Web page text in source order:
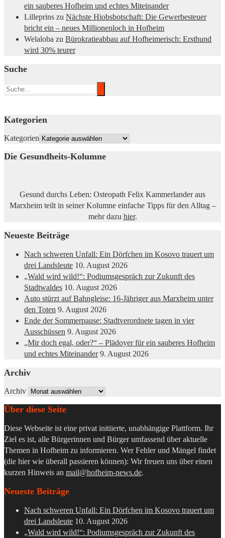
ein sauberes Hofheim und echtes Miteinander
Lilleprins zu Nächste Hiobsbotschaft: Die Gewerbesteuer
bricht ein – neues Millionenloch in Hofheim
Welaloba zu Bürokratieabbau auf Hofheimerisch: Ersthund
wird 30% teurer
Suche
Kategorien
Kategorien
Die Gesundheits-Kolumne
Gesund durchs Leben: Osteopath Felix Kammerlander aus
Marxheim teilt in seiner Kolumne einfache Tipps für den Alltag –
mehr dazu hier.
Neueste Beiträge
Nach schweren Unfall: Ein Dörfchen im Kosovo trauert um
drei Landsleute 10. August 2026
„Wald wird wild!“: Podiumsgespräch zur Zukunft des
Stadtwaldes 10. August 2026
Auto stürzt auf Bahngleise: 16-Jähriger aus Marxheim unter
den Toten 9. August 2026
Ende der Sommerpause: Stadtverordnete tagen in vier
Ausschüssen 9. August 2026
„Mir doch egal, oder?“ – Plädoyer für ein sauberes Hofheim
und echtes Miteinander 9. August 2026
Archiv
Archiv
Über diese Seite
Diese Webseite ist eine privat initiierte, unabhängige Plattform. Ihr
Ziel es ist, alle Bürgerinnen und Bürger umfassend über aktuelle
Themen in Hofheim zu informieren. Wer Fehler und Mängel findet
(die hier wie überall passieren können): Wir freuen uns über einen
kurzen Hinweis an mail@hofheim-news.de.
Neueste Beiträge
Nach schweren Unfall: Ein Dörfchen im Kosovo trauert um
drei Landsleute 10. August 2026
„Wald wird wild!“: Podiumsgespräch zur Zukunft des